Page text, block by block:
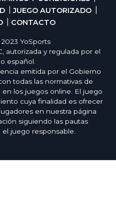
JUEGO AUTORIZADO
CONTACTO
YoSports
autorizada y regulada por el
español.
emitida por el Gobierno
todas las normativas de
los juegos online. El juego
cuya finalidad es ofrecer
en nuestra página
siguiendo las pautas
juego responsable.